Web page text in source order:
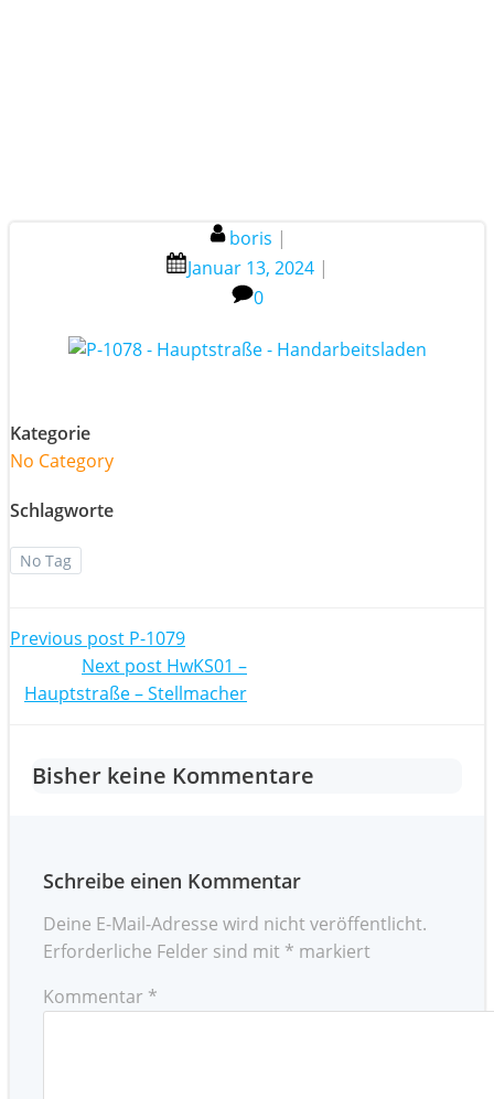
boris |
Januar 13, 2024 |
0
Kategorie
No Category
Schlagworte
No Tag
Post
navigation
Previous post P-1079
PostNext post HwKS01 –
Hauptstraße – Stellmacher
Bisher keine Kommentare
Schreibe einen Kommentar
Deine E-Mail-Adresse wird nicht veröffentlicht.
Erforderliche Felder sind mit * markiert
Kommentar *